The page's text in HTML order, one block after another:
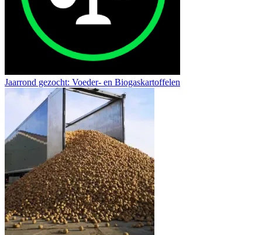
Jaarrond gezocht: Voeder- en Biogaskartoffelen